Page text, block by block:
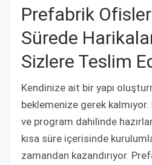
Prefabrik Ofisler
Sürede
Sizlere Teslim
Kendinize ait bir yapı
beklemenize gerek
ve program dahilinde
kısa süre içerisinde
zamandan kazandırıyor.